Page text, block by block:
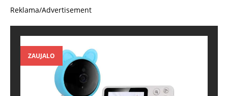
Reklama/Advertisement
ZAUJALO